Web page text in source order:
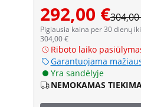
292,00 €304,00
Pigiausia kaina per 30 dienų
304,00 €
Riboto laiko
Garantuojama
Yra sandėlyje
NEMOKAMAS